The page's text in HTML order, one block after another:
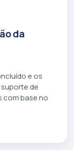
da
e os
de
com base no